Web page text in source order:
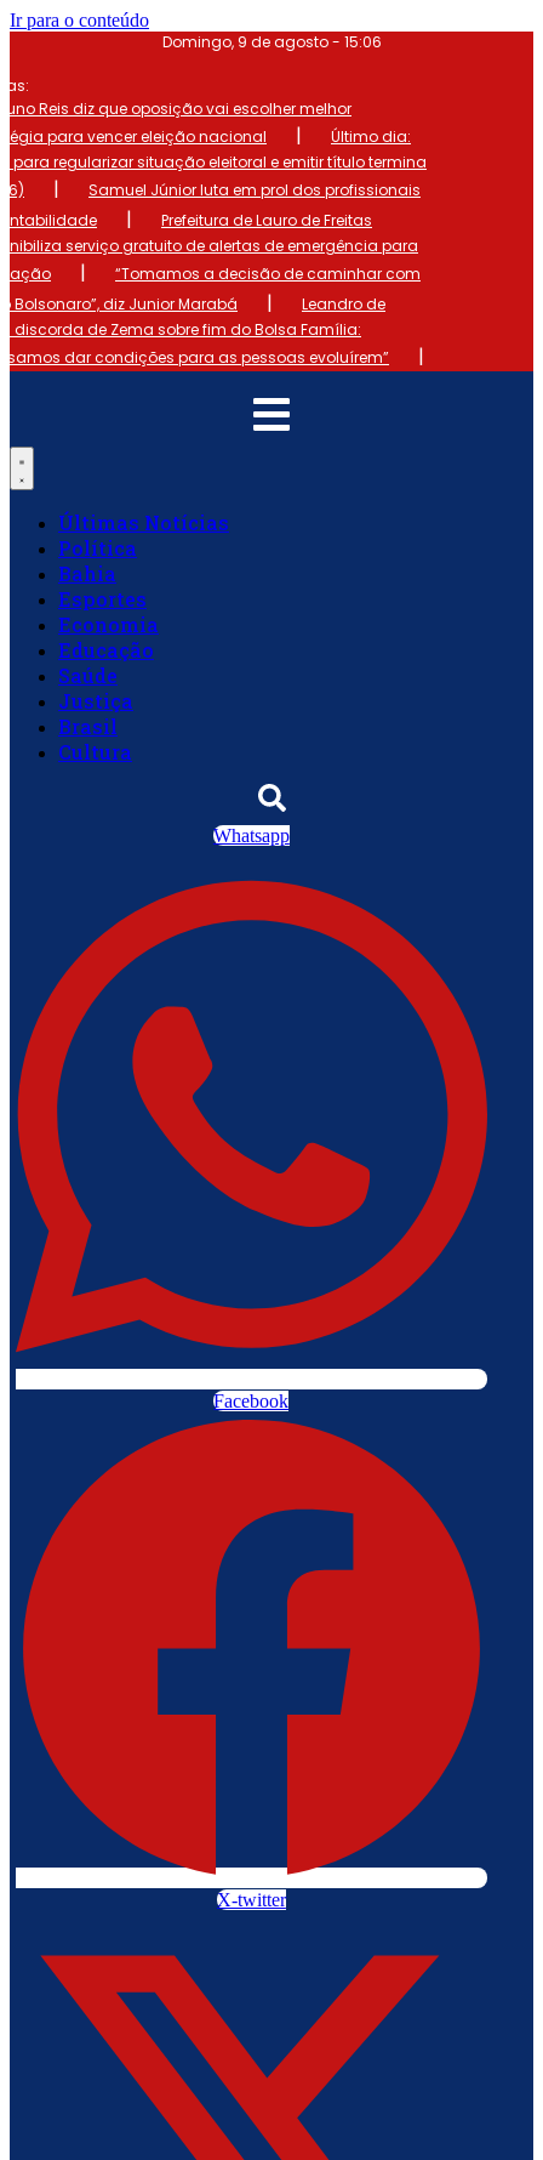
Ir para o conteúdo
Domingo, 9 de agosto - 15:06
Reis diz que oposição vai escolher melhor
para vencer eleição nacional
|
Último dia:
para regularizar situação eleitoral e emitir título termina
|
Samuel Júnior luta em prol dos profissionais
|
Prefeitura de Lauro de Freitas
serviço gratuito de alertas de emergência para
|
“Tomamos a decisão de caminhar com
Bolsonaro”, diz Junior Marabá
|
Leandro de
discorda de Zema sobre fim do Bolsa Família:
dar condições para as pessoas evoluírem”
|
Últimas Notícias
Política
Bahia
Esportes
Economia
Educação
Saúde
Justiça
Brasil
Cultura
Whatsapp
Facebook
X-twitter